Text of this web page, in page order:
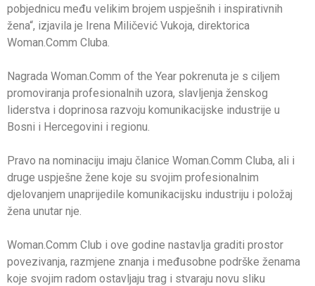
pobjednicu među velikim brojem uspješnih i inspirativnih
žena“, izjavila je Irena Miličević Vukoja, direktorica
Woman.Comm Cluba.
Nagrada Woman.Comm of the Year pokrenuta je s ciljem
promoviranja profesionalnih uzora, slavljenja ženskog
liderstva i doprinosa razvoju komunikacijske industrije u
Bosni i Hercegovini i regionu.
Pravo na nominaciju imaju članice Woman.Comm Cluba, ali i
druge uspješne žene koje su svojim profesionalnim
djelovanjem unaprijedile komunikacijsku industriju i položaj
žena unutar nje.
Woman.Comm Club i ove godine nastavlja graditi prostor
povezivanja, razmjene znanja i međusobne podrške ženama
koje svojim radom ostavljaju trag i stvaraju novu sliku